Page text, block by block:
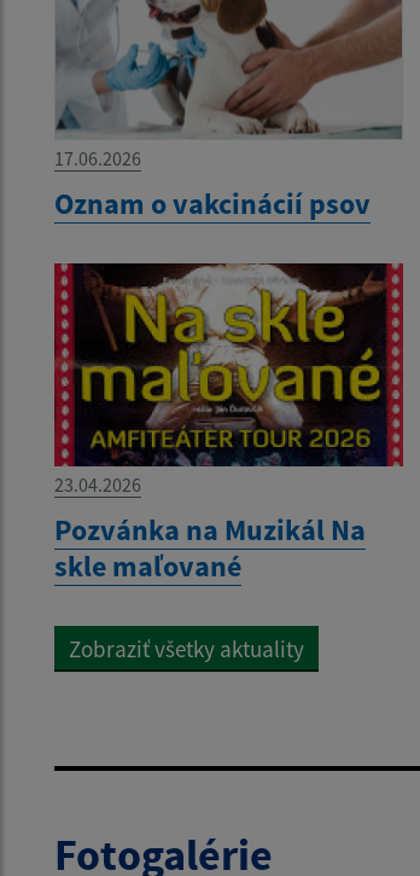
17.06.2026
Oznam o vakcinácií psov
23.04.2026
Pozvánka na Muzikál Na
skle maľované
Zobraziť všetky aktuality
Fotogalérie